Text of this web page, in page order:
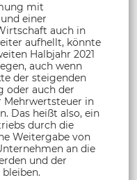
mit
einer
auch in
aufhellt, könnte
Halbjahr 2021
auch wenn
der steigenden
oder auch der
Mehrwertsteuer in
Das heißt also, ein
durch die
Weitergabe von
an die
und der